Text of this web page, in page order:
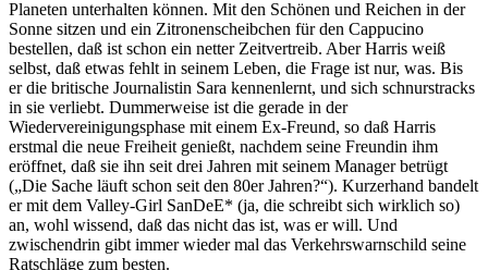
Planeten unterhalten können. Mit den Schönen und Reichen in der
Sonne sitzen und ein Zitronenscheibchen für den Cappucino
bestellen, daß ist schon ein netter Zeitvertreib. Aber Harris weiß
selbst, daß etwas fehlt in seinem Leben, die Frage ist nur, was. Bis
er die britische Journalistin Sara kennenlernt, und sich schnurstracks
in sie verliebt. Dummerweise ist die gerade in der
Wiedervereinigungsphase mit einem Ex-Freund, so daß Harris
erstmal die neue Freiheit genießt, nachdem seine Freundin ihm
eröffnet, daß sie ihn seit drei Jahren mit seinem Manager betrügt
(„Die Sache läuft schon seit den 80er Jahren?“). Kurzerhand bandelt
er mit dem Valley-Girl SanDeE* (ja, die schreibt sich wirklich so)
an, wohl wissend, daß das nicht das ist, was er will. Und
zwischendrin gibt immer wieder mal das Verkehrswarnschild seine
Ratschläge zum besten.